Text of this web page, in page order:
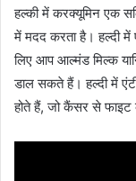
हल्की में करक्यूमिन एक
में मदद करता है। हल्दी में
लिए आप आल्मंड मिल्क
डाल सकते हैं। हल्दी में
होते हैं, जो कैंसर से